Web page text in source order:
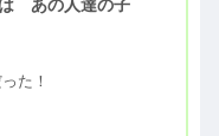
あの人達の子
た！